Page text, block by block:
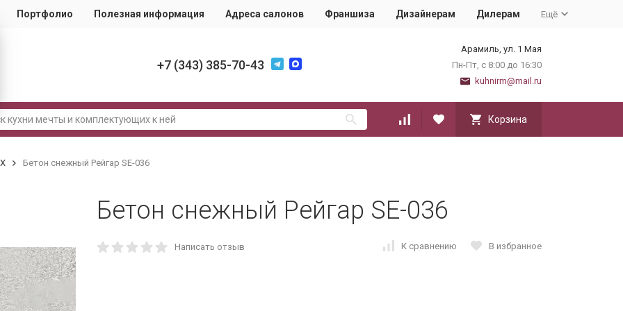
Портфолио Полезная информация Адреса салонов Франшиза Дизайнерам Дилерам Ещё
+7 (343) 385-70-43
Арамиль, ул. 1 Мая
Пн-Пт, с 8:00 до 16:30
kuhnirm@mail.ru
Корзина
Бетон снежный Рейгар SE-036
Бетон снежный Рейгар SE-036
Написать отзыв К сравнению В избранное